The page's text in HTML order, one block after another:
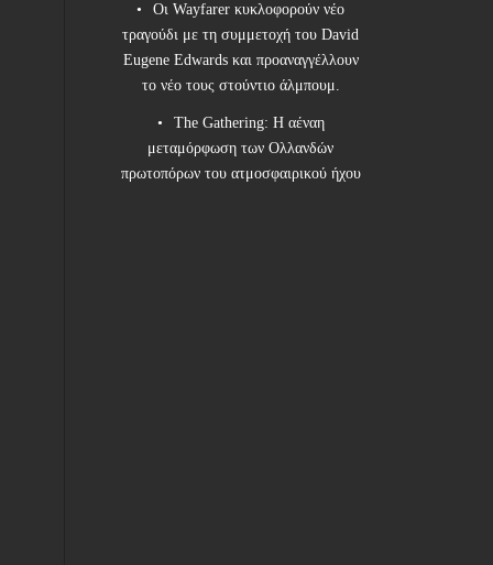
Οι Wayfarer κυκλοφορούν νέο
τραγούδι με τη συμμετοχή του David
Eugene Edwards και προαναγγέλλουν
το νέο τους στούντιο άλμπουμ.
The Gathering: Η αέναη
μεταμόρφωση των Ολλανδών
πρωτοπόρων του ατμοσφαιρικού ήχου